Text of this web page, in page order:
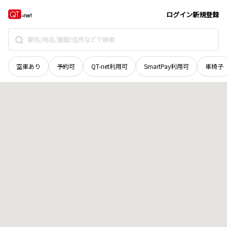
ログイン新規登録
空車あり 予約可 QT-net利用可 SmartPay利用可 車椅子
長野県